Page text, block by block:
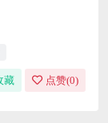
藏 点赞(0)